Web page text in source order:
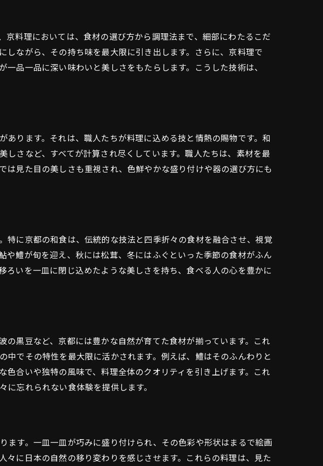
な食卓
付け
息吹
つき
瞬間
風味
さ
味
り
いハーモニー
料理においては、食材の選び方から調理法まで、細部にわたるこだ
ながら、その持ち味を最大限に引き出します。さらに、京料理で
品一品に深い味わいと美しさをもたらします。こうした技術は、
ります。それは、職人たちが料理に込める技と情熱の賜物です。和
さなど、すべてが計算され尽くしています。職人たちは、素材を最
見た目の美しさも重視され、色鮮やかな盛り付けや器の選び方にも
に京都の和食は、伝統的な技法と四季折々の食材を融合させ、視覚
鱧が旬を迎え、秋には松茸、冬にはふぐといった季節の食材がふん
いを一皿に閉じ込めたような美しさを持ち、食べる人の心を豊かに
黒豆など、京都には豊かな自然が育てた食材が揃っています。これ
でその特性を最大限に活かされます。例えば、鱧はそのふんわりと
合いや独特の風味で、料理全体のクオリティを引き上げます。これ
忘れられない食体験を提供します。
す。一皿一皿が巧みに盛り付けられ、その色彩や形状はまるで絵画
に日本の自然の移り変わりを感じさせます。これらの料理は、見た